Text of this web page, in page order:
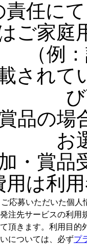
責任に
ご家
（例
され
品の
お
・賞
用は利
ご応募いただいた個
注先サービスの利
頂きます。利用目
については、必ずプ